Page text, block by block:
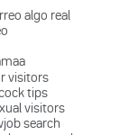
algo real
visitors
tips
visitors
search